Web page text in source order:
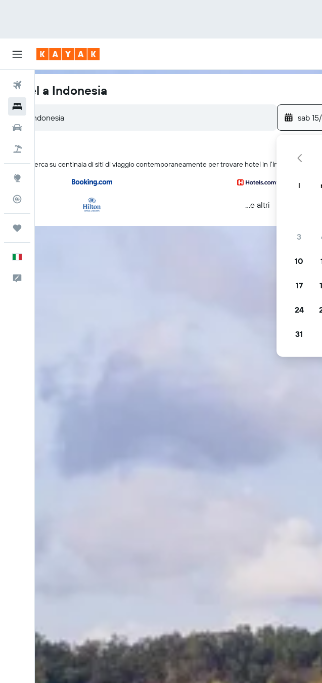
Voli
Trips
Hotel a Indonesia
sab
KAYAK cerca su centinaia di siti di viaggio contemporaneamente per trovare hotel in l'Indonesia
...e altri
l
3
10
17
24
31